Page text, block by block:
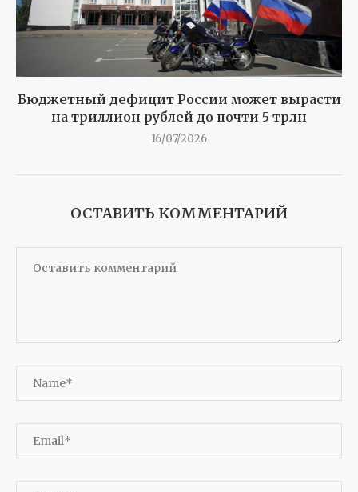
Бюджетный дефицит России может вырасти
на триллион рублей до почти 5 трлн
16/07/2026
ОСТАВИТЬ КОММЕНТАРИЙ